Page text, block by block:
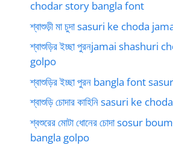
chodar story bangla font
শ্বাশুড়ী মা চুদা sasuri ke choda
শ্বাশুড়ির ইচ্ছা পুরনjamai shashuri
golpo
শ্বাশুড়ির ইচ্ছা পুরন bangla font
শ্বাশুড়ি চোদার কাহিনি sasuri ke
শ্বশুরের মোটা ধোনের চোদা sosur
bangla golpo